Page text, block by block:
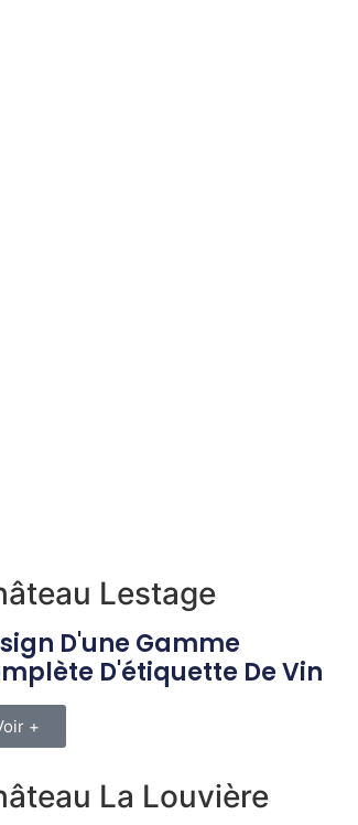
Lestage
D'une Gamme
D'étiquette De Vin
+
La Louvière